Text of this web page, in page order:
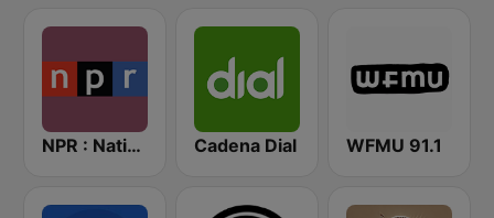
NPR : National Public Radio Cadena Dial WFMU 91.1